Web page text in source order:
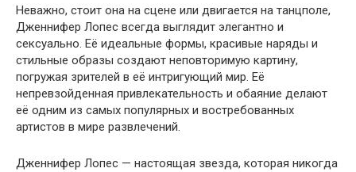
Неважно, стоит она на сцене или двигается на танцполе,
Дженнифер Лопес всегда выглядит элегантно и
сексуально. Её идеальные формы, красивые наряды и
стильные образы создают неповторимую картину,
погружая зрителей в её интригующий мир. Её
непревзойденная привлекательность и обаяние делают
её одним из самых популярных и востребованных
артистов в мире развлечений.
Дженнифер Лопес — настоящая звезда, которая никогда